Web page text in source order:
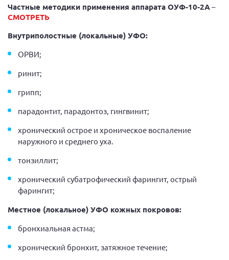
Частные методики применения аппарата ОУФ-10-2А–
СМОТРЕТЬ
Внутриполостные (локальные) УФО:
ОРВИ;
ринит;
грипп;
парадонтит, парадонтоз, гингвинит;
хронический острое и хроническое воспаление
наружного и среднего уха.
тонзиллит;
хронический субатрофический фарингит, острый
фарингит;
Местное (локальное) УФО кожных покровов:
бронхиальная астма;
хронический бронхит, затяжное течение;